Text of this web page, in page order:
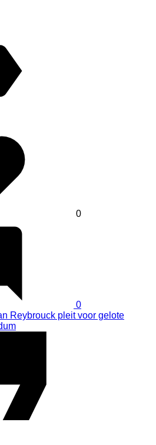
0
0
Reybrouck pleit voor gelote